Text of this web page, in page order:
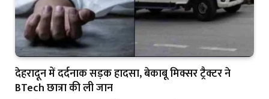
देहरादून में दर्दनाक सड़क हादसा, बेकाबू मिक्सर ट्रैक्टर ने
BTech छात्रा की ली जान